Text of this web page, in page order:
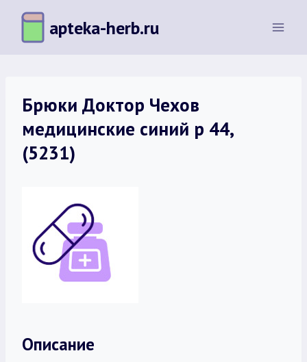
Перейти
содержимому
apteka-herb.ru
Брюки Доктор Чехов
медицинские синий р 44,
(5231)
Описание